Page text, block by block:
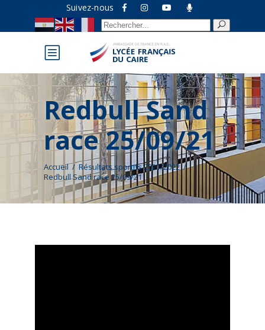
Suivez-nous
Recherche
pour :
Redbull Sand
race 25/09/21
Accueil/Résultats sportifs 2021/2022/
Redbull Sand race 25/09/21